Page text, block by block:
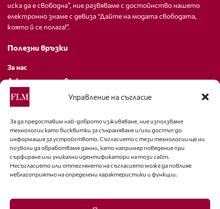
Управление на съгласие
За да предоставим най-доброто изживяване, ние използваме
технологии като бисквитки за съхраняване и/или достъп до
информация за устройството. Съгласието с тези технологии ще ни
позволи да обработваме данни, като например поведение при
сърфиране или уникални идентификатори на този сайт.
Несъгласието или оттеглянето на съгласието може да повлияе
неблагоприятно на определени характеристики и функции.
иска да е свободна”, ние развяваме с достойнство нашето
електронно знаме с девиза “Дайте на модата свободата,
която й се полага!”.
Полезни връзки
За нас
Декларация за поверителност
Политика за бисквитки
За контакти
editor@fashion-lifestyle.net
+359 88 227 33 47
Последвайте ни
Facebook